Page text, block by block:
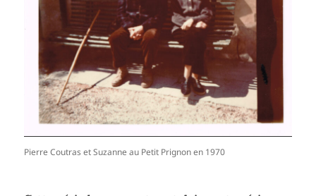
Pierre Coutras et Suzanne au Petit Prignon en 1970